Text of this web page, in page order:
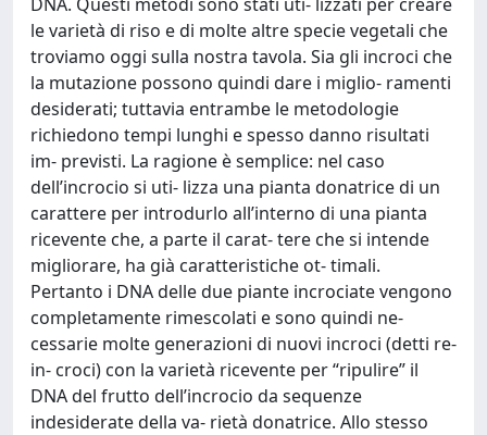
le varietà di riso e di molte altre specie vegetali che
troviamo oggi sulla nostra tavola. Sia gli incroci che
la mutazione possono quindi dare i miglio- ramenti
desiderati; tuttavia entrambe le metodologie
richiedono tempi lunghi e spesso danno risultati
im- previsti. La ragione è semplice: nel caso
dell’incrocio si uti- lizza una pianta donatrice di un
carattere per introdurlo all’interno di una pianta
ricevente che, a parte il carat- tere che si intende
migliorare, ha già caratteristiche ot- timali.
Pertanto i DNA delle due piante incrociate vengono
completamente rimescolati e sono quindi ne-
cessarie molte generazioni di nuovi incroci (detti re-
in- croci) con la varietà ricevente per “ripulire” il
DNA del frutto dell’incrocio da sequenze
indesiderate della va- rietà donatrice. Allo stesso